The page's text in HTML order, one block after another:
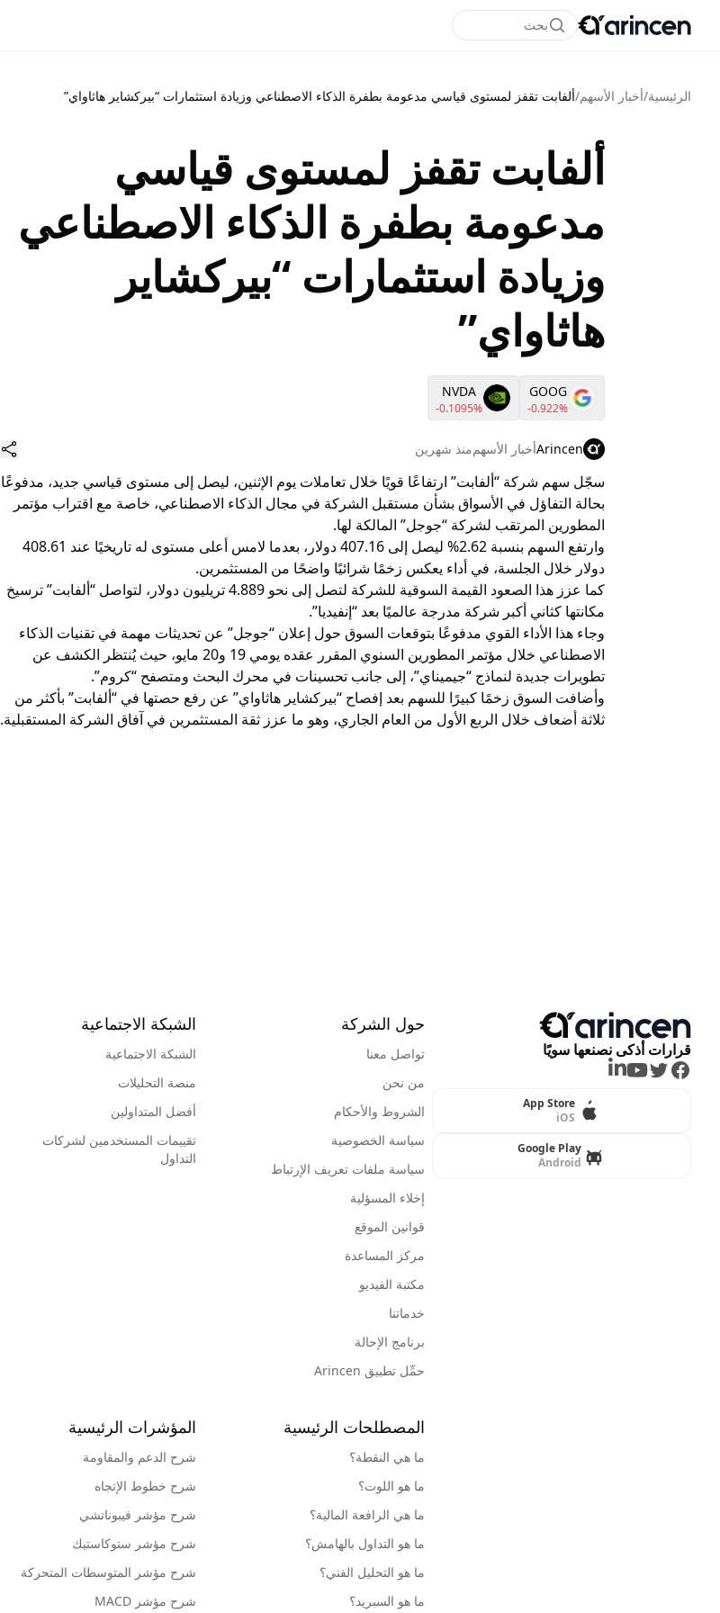
بحث
الرئيسية/أخبار الأسهم/ألفابت تقفز لمستوى قياسي مدعومة بطفرة الذكاء الاصطناعي وزيادة استثمارات “بيركشاير هاثاواي”
ألفابت تقفز لمستوى قياسي
مدعومة بطفرة الذكاء الاصطناعي
وزيادة استثمارات “بيركشاير
هاثاواي”
GOOG
-0.922%
NVDA
-0.1095%
Arincenأخبار الأسهممنذ شهرين
سجّل سهم شركة “ألفابت” ارتفاعًا قويًا خلال تعاملات يوم الإثنين، ليصل إلى مستوى قياسي جديد، مدفوعًا
بحالة التفاؤل في الأسواق بشأن مستقبل الشركة في مجال الذكاء الاصطناعي، خاصة مع اقتراب مؤتمر
المطورين المرتقب لشركة “جوجل” المالكة لها.
وارتفع السهم بنسبة 2.62% ليصل إلى 407.16 دولار، بعدما لامس أعلى مستوى له تاريخيًا عند 408.61
دولار خلال الجلسة، في أداء يعكس زخمًا شرائيًا واضحًا من المستثمرين.
كما عزز هذا الصعود القيمة السوقية للشركة لتصل إلى نحو 4.889 تريليون دولار، لتواصل “ألفابت” ترسيخ
مكانتها كثاني أكبر شركة مدرجة عالميًا بعد “إنفيديا”.
وجاء هذا الأداء القوي مدفوعًا بتوقعات السوق حول إعلان “جوجل” عن تحديثات مهمة في تقنيات الذكاء
الاصطناعي خلال مؤتمر المطورين السنوي المقرر عقده يومي 19 و20 مايو، حيث يُنتظر الكشف عن
تطويرات جديدة لنماذج “جيميناي”، إلى جانب تحسينات في محرك البحث ومتصفح “كروم”.
وأضافت السوق زخمًا كبيرًا للسهم بعد إفصاح “بيركشاير هاثاواي” عن رفع حصتها في “ألفابت” بأكثر من
ثلاثة أضعاف خلال الربع الأول من العام الجاري، وهو ما عزز ثقة المستثمرين في آفاق الشركة المستقبلية.
قرارات أذكى نصنعها سويًا
Facebook
Twitter
Youtube
LinkedIn
App Store
iOS
Google Play
Android
حول الشركة
تواصل معنا
من نحن
الشروط والأحكام
سياسة الخصوصية
سياسة ملفات تعريف الإرتباط
إخلاء المسؤلية
قوانين الموقع
مركز المساعدة
مكتبة الفيديو
خدماتنا
برنامج الإحالة
حمِّل تطبيق Arincen
الشبكة الاجتماعية
الشبكة الاجتماعية
منصة التحليلات
أفضل المتداولين
تقييمات المستخدمين لشركات
التداول
المصطلحات الرئيسية
ما هي النقطة؟
ما هو اللوت؟
ما هي الرافعة المالية؟
ما هو التداول بالهامش؟
ما هو التحليل الفني؟
ما هو السبريد؟
المؤشرات الرئيسية
شرح الدعم والمقاومة
شرح خطوط الإتجاه
شرح مؤشر فيبوناتشي
شرح مؤشر ستوكاستيك
شرح مؤشر المتوسطات المتحركة
شرح مؤشر MACD